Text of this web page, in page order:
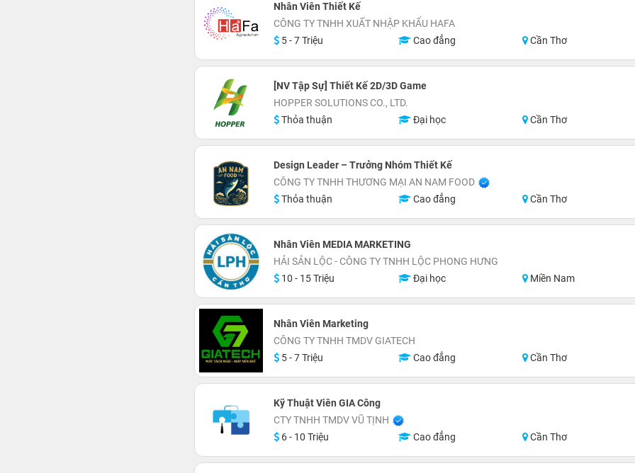
Nhân Viên Thiết Kế
CÔNG TY TNHH XUẤT NHẬP KHẨU HAFA
5 - 7 Triệu
Cao đẳng Cần Thơ
[NV Tập Sự] Thiết Kế 2D/3D Game
HOPPER SOLUTIONS CO., LTD.
Thỏa thuận
Đại học Cần Thơ
Design Leader – Trưởng Nhóm Thiết Kế
CÔNG TY TNHH THƯƠNG MẠI AN NAM FOOD
Thỏa thuận
Cao đẳng Cần Thơ
Nhân Viên MEDIA MARKETING
HẢI SẢN LỘC - CÔNG TY TNHH LỘC PHONG HƯNG
10 - 15 Triệu
Đại học Miền Nam
Nhân Viên Marketing
CÔNG TY TNHH TMDV GIATECH
5 - 7 Triệu
Cao đẳng Cần Thơ
Kỹ Thuật Viên GIA Công
CTY TNHH TMDV VŨ TỊNH
6 - 10 Triệu
Cao đẳng Cần Thơ